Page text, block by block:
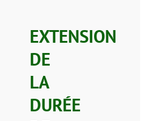
EXTENSION
DE
LA
DURÉE